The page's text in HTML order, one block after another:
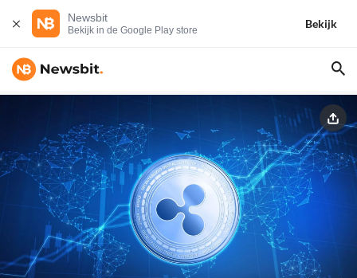
Newsbit
Bekijk in de Google Play store
Bekijk